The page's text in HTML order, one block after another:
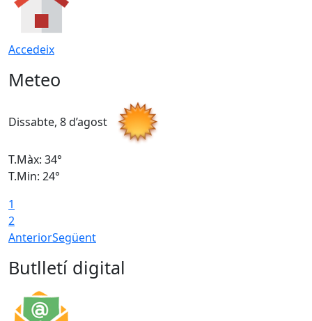
Accedeix
Meteo
Dissabte, 8 d’agost
T.Màx: 34°
T.Min: 24°
1
2
AnteriorSegüent
Butlletí digital